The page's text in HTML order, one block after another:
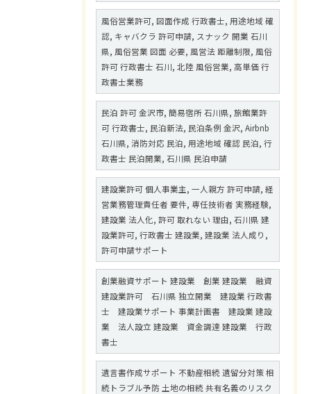
風俗営業許可, 図面作成 行政書士, 用途地域 確
認, キャバクラ 許可申請, スナック 開業 石川
県, 風俗営業 図面 必要, 風営法 距離制限, 風俗
許可 行政書士 石川, 北陸 風俗営業, 高単価 行
政書士業務
民泊 許可 金沢市, 簡易宿所 石川県, 旅館業許
可 行政書士, 民泊新法, 民泊条例 金沢, Airbnb
石川県, 消防対応 民泊, 用途地域 確認 民泊, 行
政書士 民泊開業, 石川県 民泊申請
建設業許可 個人事業主, 一人親方 許可申請, 経
営業務管理責任者 要件, 専任技術者 実務経験,
建設業 法人化, 許可 取れない 理由, 石川県 建
設業許可, 行政書士 建設業, 建設業 法人成り,
許可申請サポート
創業融資サポート 建設業 創業 建設業 融資
建設業許可 石川県 独立開業 建設業 行政書
士 建設業サポート 事業計画書 建設業 建設
業 法人設立 建設業 資金調達 建設業 行政
書士
遺言書作成サポート 不動産相続 遺留分対策 相
続トラブル予防 土地の相続 共有名義のリスク